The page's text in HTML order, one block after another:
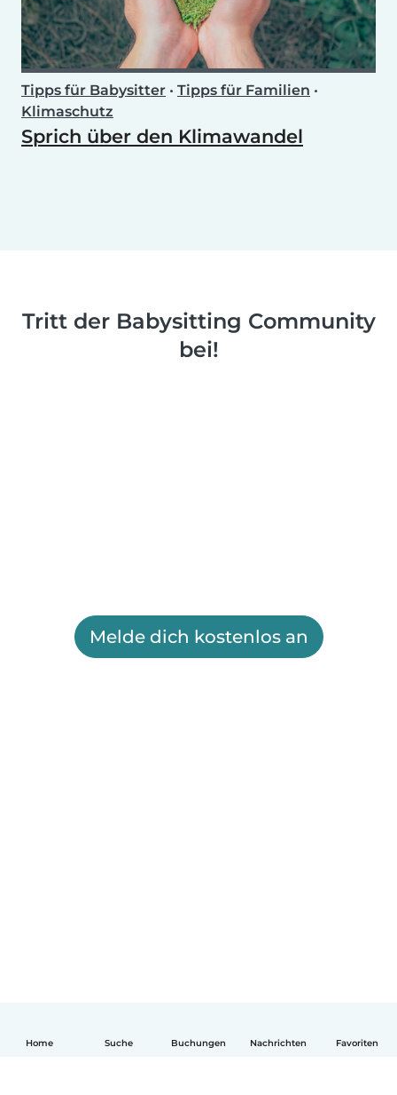
Home Suche Buchungen Nachrichten Favoriten
Tipps für Babysitter • Tipps für Familien •
Klimaschutz
Sprich über den Klimawandel
Tritt der Babysitting Community
bei!
Melde dich kostenlos an